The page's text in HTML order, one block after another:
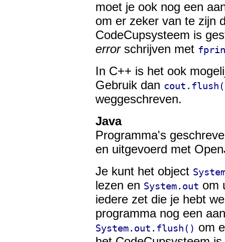
moet je ook nog een
om er zeker van te zijn
CodeCupsysteem is
errorschrijven met
In C++ is het ook
Gebruik dan
weggeschreven.
Java
Programma's
en uitgevoerd met
Je kunt het object
lezen en System.out om
iedere zet die je hebt
programma nog een
System.out.flush() om